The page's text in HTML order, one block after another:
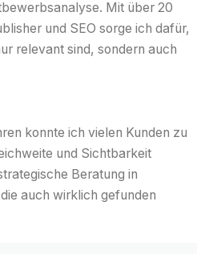
Mit über 20
und SEO sorge ich dafür,
relevant sind, sondern auch
konnte ich vielen Kunden zu
und Sichtbarkeit
Beratung in
auch wirklich gefunden